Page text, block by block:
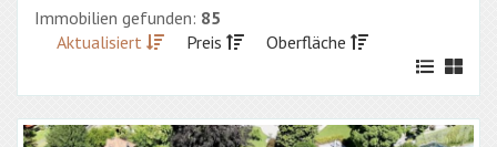
Immobilien gefunden: 85
Aktualisiert
Preis Oberfläche